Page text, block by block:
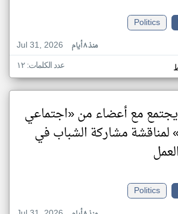
Politics
Jul 31, 2026
منذ ٨ أيام
عدد الكلمات: ١٢
يجتمع مع أعضاء من «اجتماعي
لمناقشة مشاركة الشباب في
Politics